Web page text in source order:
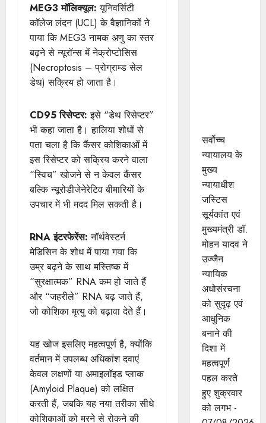
MEG3 मॉलिक्यूल:यूनिवर्सिटी
कॉलेज लंदन (UCL) के वैज्ञानिकों ने
पाया कि MEG3 नामक अणु का स्तर
बढ़ने से न्यूरॉन्स में नेक्रोप्टोसिस
(Necroptosis – प्रोग्राम्ड सेल
डेथ) सक्रिय हो जाता है।
CD95 रिसेप्टर: इसे “डेथ रिसेप्टर”
भी कहा जाता है। हालिया शोधों से
पता चला है कि कैंसर कोशिकाओं में
इस रिसेप्टर को सक्रिय करने वाला
“स्विच” खोजने से न केवल कैंसर
बल्कि न्यूरोडीजेनेरेटिव बीमारियों के
उपचार में भी मदद मिल सकती है।
RNA इंटरफेरेंस:नॉर्थवेस्टर्न
मेडिसिन के शोध में पाया गया कि
उम्र बढ़ने के साथ मस्तिष्क में
“सुरक्षात्मक” RNA कम हो जाते हैं
और “जहरीले” RNA बढ़ जाते हैं,
जो कोशिका मृत्यु को बढ़ावा देते हैं।
यह खोज इसलिए महत्वपूर्ण है, क्योंकि
वर्तमान में उपलब्ध अधिकांश दवाएं
केवल लक्षणों या अमाइलॉइड प्लाक
(Amyloid Plaque) को लक्षित
करती हैं, जबकि यह नया तरीका सीधे
कोशिकाओं को मरने से रोकने की
सर्वोच्च
न्यायालय के
मुख्‍य
न्‍यायाधीश
जस्टिस
सूर्यकांत एवं
मुख्यमंत्री डॉ.
मोहन यादव ने
उज्जैन
न्यायिक
अधोसंरचना
को सुदृढ़ एवं
आधुनिक
बनाने की
दिशा में
महत्वपूर्ण
पहल करते
हुए शुक्रवार
को लगभ -